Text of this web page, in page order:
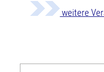
weitere